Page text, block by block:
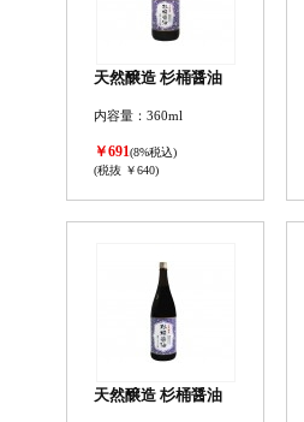
天然醸造 杉桶醤油
内容量：360ml
￥691(8%税込)
(税抜 ￥640)
天然醸造 杉桶醤油